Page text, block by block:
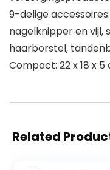
9-delige
nagelknipper en vijl,
haarborstel,
Compact: 22 x 18 x 5
Related